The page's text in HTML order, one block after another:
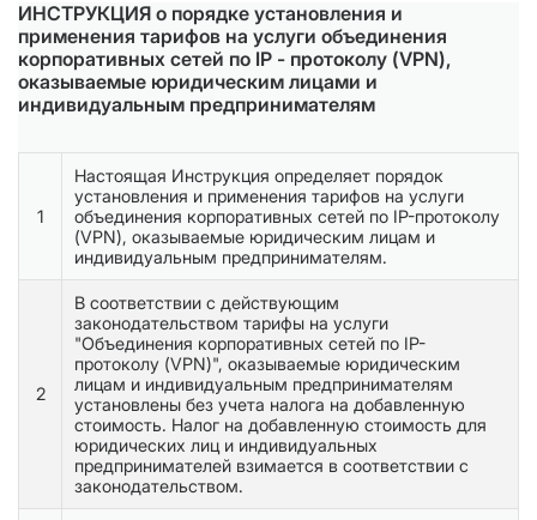
ИНСТРУКЦИЯ о порядке установления и
применения тарифов на услуги объединения
корпоративных сетей по IP - протоколу (VPN),
оказываемые юридическим лицами и
индивидуальным предпринимателям
1
Настоящая Инструкция определяет порядок
установления и применения тарифов на услуги
объединения корпоративных сетей по IP-протоколу
(VPN), оказываемые юридическим лицам и
индивидуальным предпринимателям.
2
В соответствии с действующим
законодательством тарифы на услуги
"Объединения корпоративных сетей по IP-
протоколу (VPN)", оказываемые юридическим
лицам и индивидуальным предпринимателям
установлены без учета налога на добавленную
стоимость. Налог на добавленную стоимость для
юридических лиц и индивидуальных
предпринимателей взимается в соответствии с
законодательством.